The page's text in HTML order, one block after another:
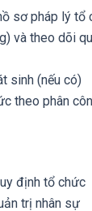
sơ pháp lý tổ
và theo dõi
sinh (nếu có)
theo phân
định tổ chức
trị nhân sự